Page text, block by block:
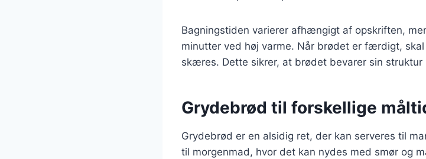
Bagningstiden varierer afhængigt af opskriften,
minutter ved høj varme. Når brødet er færdigt,
skæres. Dette sikrer, at brødet bevarer sin
Grydebrød til forskellige
Grydebrød er en alsidig ret, der kan serveres til
til morgenmad, hvor det kan nydes med smør og